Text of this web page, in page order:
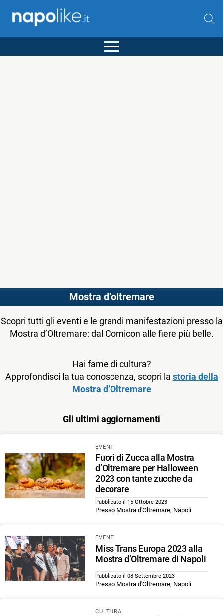
Mostra d’oltremare
Scopri tutti gli eventi e le grandi manifestazioni presso la
Mostra d’Oltremare: dal Comicon alle fiere più belle.
Hai fame di cultura?
Approfondisci la tua conoscenza, scopri la storia della
Mostra d’Oltremare
Gli ultimi aggiornamenti
EVENTI
Fuori di Zucca alla Mostra
d’Oltremare per Halloween
2023 con tante zucche da
decorare
Pubblicato il 15 Ottobre 2023
Presso Mostra d'Oltremare, Napoli
EVENTI
Miss Trans Europa 2023 alla
Mostra d’Oltremare di Napoli
Pubblicato il 08 Settembre 2023
Presso Mostra d'Oltremare, Napoli
CULTURA